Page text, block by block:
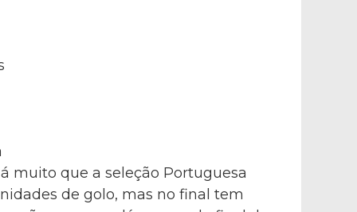
muito que a seleção Portuguesa
de golo, mas no final tem